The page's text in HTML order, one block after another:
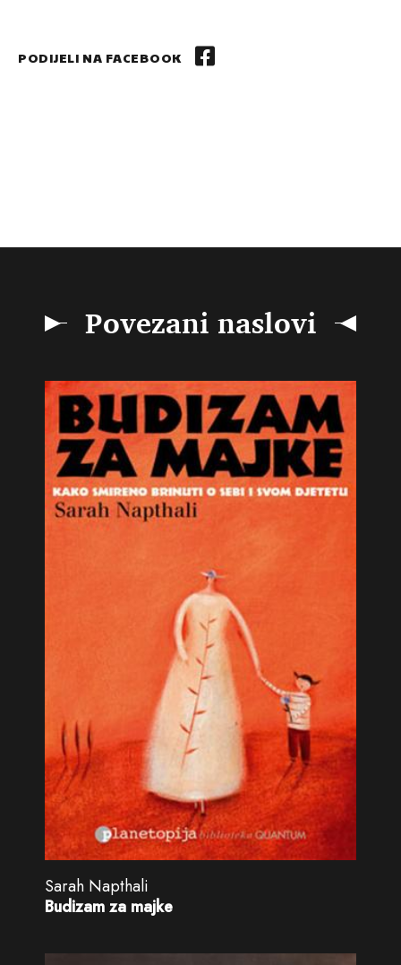
PODIJELI NA FACEBOOK
Povezani naslovi
Sarah Napthali
Budizam za majke